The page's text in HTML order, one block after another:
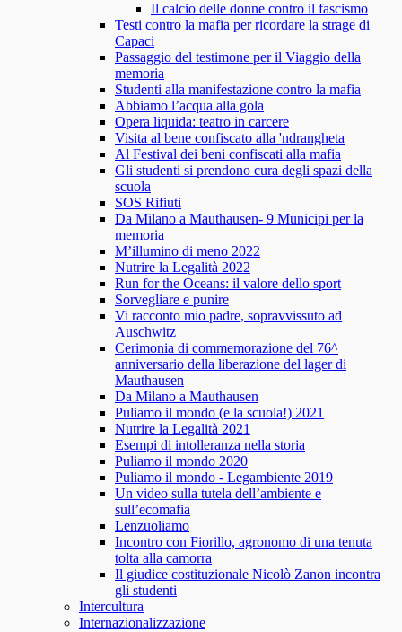
Il calcio delle donne contro il fascismo
Testi contro la mafia per ricordare la strage di
Capaci
Passaggio del testimone per il Viaggio della
memoria
Studenti alla manifestazione contro la mafia
Abbiamo l’acqua alla gola
Opera liquida: teatro in carcere
Visita al bene confiscato alla 'ndrangheta
Al Festival dei beni confiscati alla mafia
Gli studenti si prendono cura degli spazi della
scuola
SOS Rifiuti
Da Milano a Mauthausen- 9 Municipi per la
memoria
M’illumino di meno 2022
Nutrire la Legalità 2022
Run for the Oceans: il valore dello sport
Sorvegliare e punire
Vi racconto mio padre, sopravvissuto ad
Auschwitz
Cerimonia di commemorazione del 76^
anniversario della liberazione del lager di
Mauthausen
Da Milano a Mauthausen
Puliamo il mondo (e la scuola!) 2021
Nutrire la Legalità 2021
Esempi di intolleranza nella storia
Puliamo il mondo 2020
Puliamo il mondo - Legambiente 2019
Un video sulla tutela dell’ambiente e
sull’ecomafia
Lenzuoliamo
Incontro con Fiorillo, agronomo di una tenuta
tolta alla camorra
Il giudice costituzionale Nicolò Zanon incontra
gli studenti
Intercultura
Internazionalizzazione